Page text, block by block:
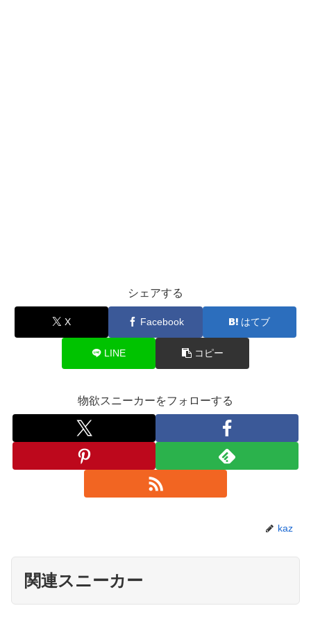
シェアする
X Facebook はてブ
LINE コピー
物欲スニーカーをフォローする
kaz
関連スニーカー